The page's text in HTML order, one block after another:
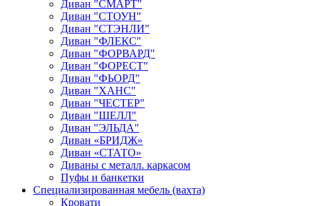
Диван "СМАРТ"
Диван "СТОУН"
Диван "СТЭНЛИ"
Диван "ФЛЕКС"
Диван "ФОРВАРД"
Диван "ФОРЕСТ"
Диван "ФЬОРД"
Диван "ХАНС"
Диван "ЧЕСТЕР"
Диван "ШЕЛЛ"
Диван "ЭЛЬДА"
Диван «БРИДЖ»
Диван «СТАТО»
Диваны с металл. каркасом
Пуфы и банкетки
Специализированная мебель (вахта)
Кровати